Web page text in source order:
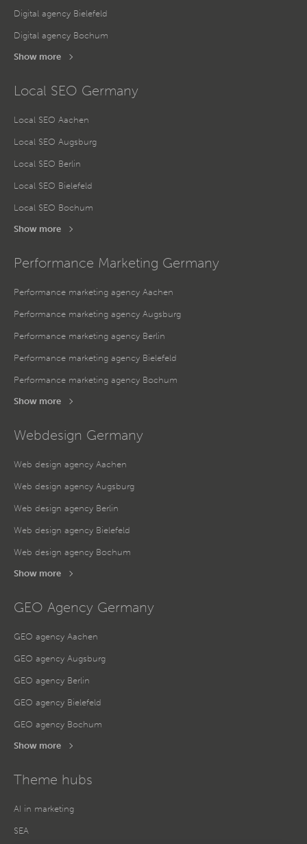
Digital agency Bielefeld
Digital agency Bochum
Show more
Local SEO Germany
Local SEO Aachen
Local SEO Augsburg
Local SEO Berlin
Local SEO Bielefeld
Local SEO Bochum
Show more
Performance Marketing Germany
Performance marketing agency Aachen
Performance marketing agency Augsburg
Performance marketing agency Berlin
Performance marketing agency Bielefeld
Performance marketing agency Bochum
Show more
Webdesign Germany
Web design agency Aachen
Web design agency Augsburg
Web design agency Berlin
Web design agency Bielefeld
Web design agency Bochum
Show more
GEO Agency Germany
GEO agency Aachen
GEO agency Augsburg
GEO agency Berlin
GEO agency Bielefeld
GEO agency Bochum
Show more
Theme hubs
AI in marketing
SEA